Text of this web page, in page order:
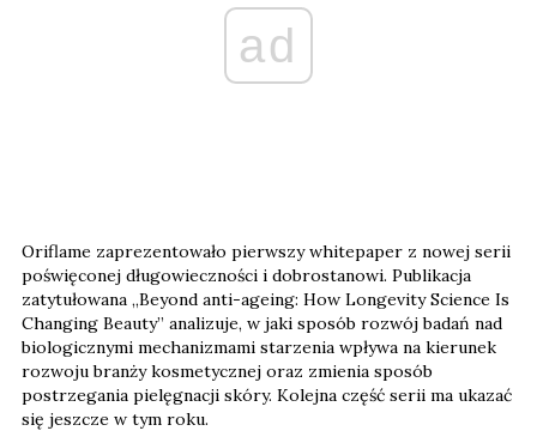
ad
Oriflame zaprezentowało pierwszy whitepaper z nowej serii
poświęconej długowieczności i dobrostanowi. Publikacja
zatytułowana „Beyond anti-ageing: How Longevity Science Is
Changing Beauty” analizuje, w jaki sposób rozwój badań nad
biologicznymi mechanizmami starzenia wpływa na kierunek
rozwoju branży kosmetycznej oraz zmienia sposób
postrzegania pielęgnacji skóry. Kolejna część serii ma ukazać
się jeszcze w tym roku.